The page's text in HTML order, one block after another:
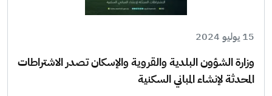
15 يوليو 2024
وزارة الشؤون البلدية والقروية والإسكان تصدر الاشتراطات
المحدثة لإنشاء المباني السكنية